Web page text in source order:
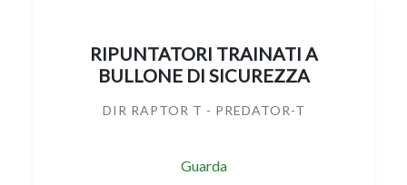
RIPUNTATORI TRAINATI A
BULLONE DI SICUREZZA
DIR RAPTOR T - PREDATOR-T
Guarda